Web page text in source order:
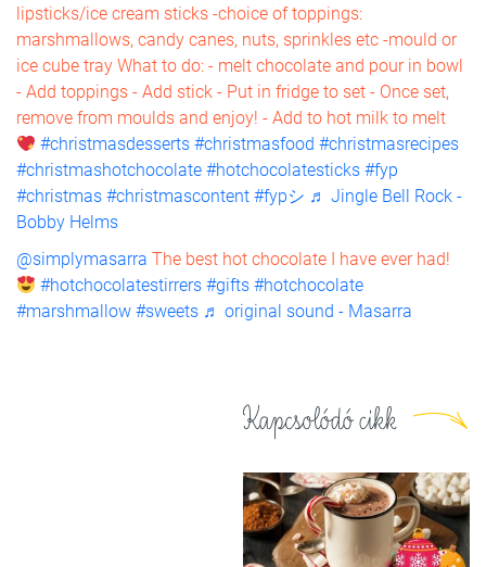
lipsticks/ice cream sticks -choice of toppings:
marshmallows, candy canes, nuts, sprinkles etc -mould or
ice cube tray What to do: - melt chocolate and pour in bowl
- Add toppings - Add stick - Put in fridge to set - Once set,
remove from moulds and enjoy! - Add to hot milk to melt
#christmasdesserts #christmasfood #christmasrecipes
#christmashotchocolate #hotchocolatesticks #fyp
#christmas #christmascontent #fypシ ♬ Jingle Bell Rock -
Bobby Helms
@simplymasarra The best hot chocolate I have ever had!
#hotchocolatestirrers #gifts #hotchocolate
#marshmallow #sweets ♬ original sound - Masarra
Kapcsolódó cikk